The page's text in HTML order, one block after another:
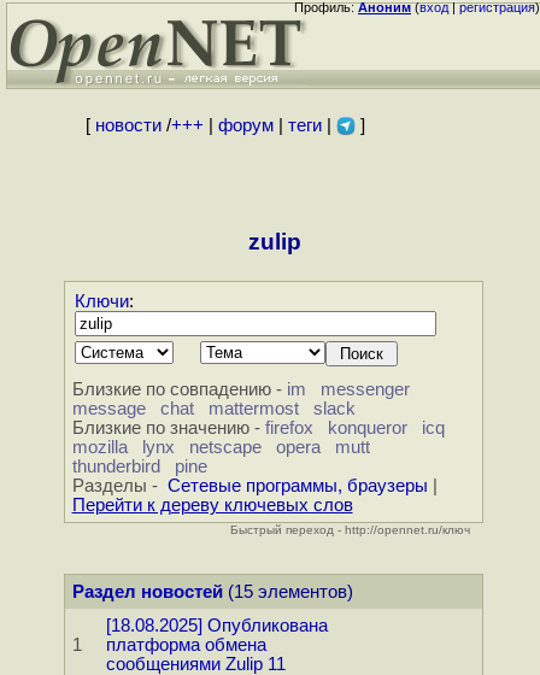
Профиль:Аноним(вход|регистрация)
[ новости/+++ форум| теги| ]
zulip
Ключи:
Близкие по совпадению - im
messenger
message
chat mattermost
slack
Близкие по значению - firefox konqueror
icq
mozilla
lynx netscape opera
mutt
thunderbird
pine
Разделы - Сетевые программы, браузеры
Перейти к дереву ключевых слов
Быстрый переход - http://opennet.ru/ключ
Раздел новостей(15 элементов)
1
[18.08.2025] Опубликована
платформа обмена
сообщениями Zulip 11